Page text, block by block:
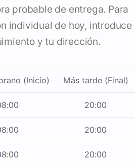
probable de entrega. Para
individual de hoy, introduce
y tu dirección.
(Inicio) Más tarde (Final)
20:00
20:00
20:00